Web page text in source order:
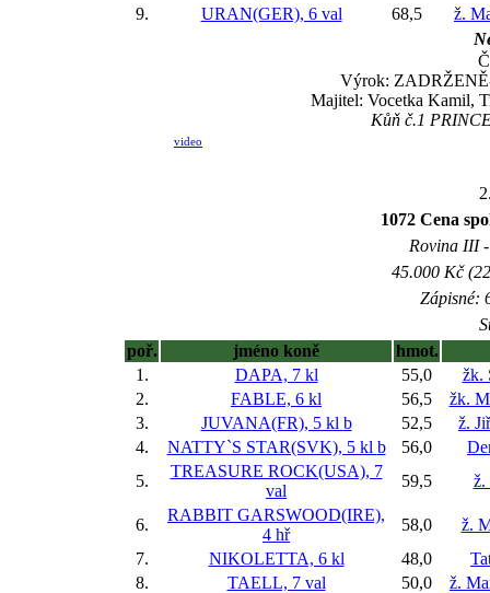
9.
URAN(GER), 6 val 68,5
ž.
Výrok: ZADRŽENĚ-
Majitel: Vocetka Kamil,
Kůň č.1
video
1072 Cena
Rovina III
45.000 Kč
Zápisné:
poř.
jméno koně
hmot.
1.
DAPA, 7 kl 55,0
žk.
2.
FABLE, 6 kl 56,5
žk.
3.
JUVANA(FR), 5 kl b 52,5
ž.
4.
NATTY`S STAR(SVK), 5 kl b 56,0
5.
TREASURE ROCK(USA), 7
val
59,5 ž.
6.
RABBIT GARSWOOD(IRE),
4 hř
58,0
ž.
7.
NIKOLETTA, 6 kl 48,0
8.
TAELL, 7 val 50,0
ž.